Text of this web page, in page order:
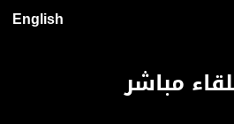
English
مباشر